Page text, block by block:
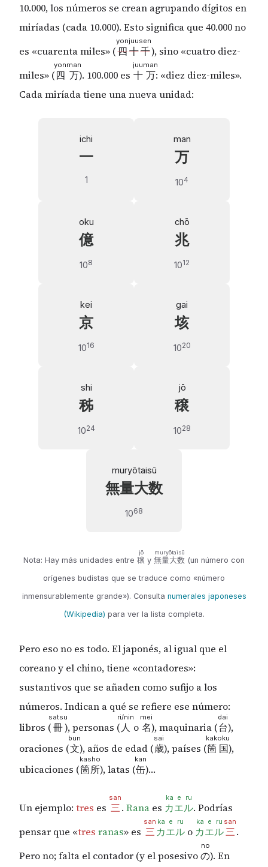
10.000, los números se crean agrupando dígitos en
miríadas (cada 10.000). Esto significa que 40.000 no
es «cuarenta miles» (四
yon
十
juu
千
sen
), sino «cuatro diez-
miles» ( 四
yon
万
man
). 100.000 es 十
juu
万
man
: «diez diez-miles».
Cada miríada tiene una nueva unidad:
ichi
一
1
man
万
104
oku
億
108
chō
兆
1012
kei
京
1016
gai
垓
1020
shi
秭
1024
jō
穣
1028
muryōtaisū
無量大数
1068
Nota: Hay más unidades entre 穣
jō
y 無量大数
muryōtaisū
(un número con
orígenes budistas que se traduce como «número
inmensurablemente grande»). Consulta numerales japoneses
(Wikipedia) para ver la lista completa.
Pero eso no es todo. El japonés, al igual que el
coreano y el chino, tiene «contadores»:
sustantivos que se añaden como sufijo a los
números. Indican a qué se refiere ese número:
libros ( 冊
satsu
), personas ( 人
ri/nin
o 名
mei
), maquinaria (台
dai
),
oraciones (文
bun
), años de edad (歳
sai
), países (箇国
kakoku
),
ubicaciones (箇所
kasho
), latas (缶
kan
)…
Un ejemplo: tres es 三
san
. Rana es カ
ka
エ
e
ル
ru
. Podrías
pensar que «tres ranas» es 三
san
カ
ka
エ
e
ル
ru
o カ
ka
エ
e
ル
ru
三
san
.
Pero no; falta el contador (y el posesivo の
no
). En